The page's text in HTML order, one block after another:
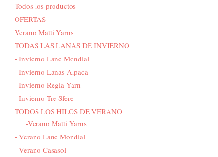
Todos los productos
OFERTAS
Verano Matti Yarns
TODAS LAS LANAS DE INVIERNO
- Invierno Lane Mondial
- Invierno Lanas Alpaca
- Invierno Regia Yarn
- Invierno Tre Sfere
TODOS LOS HILOS DE VERANO
-Verano Matti Yarns
- Verano Lane Mondial
- Verano Casasol